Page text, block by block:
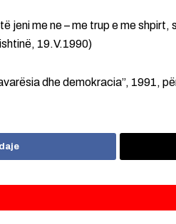
jeni me ne – me trup e me
19.V.1990)
dhe demokracia”, 1991,